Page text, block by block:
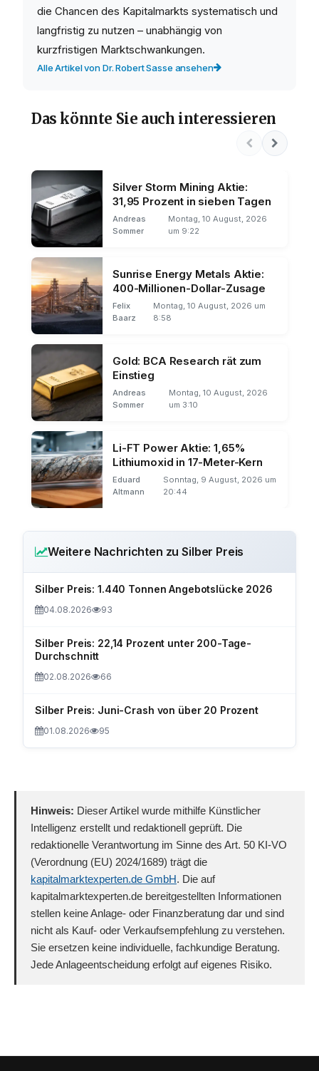
die Chancen des Kapitalmarkts systematisch und
langfristig zu nutzen – unabhängig von
kurzfristigen Marktschwankungen.
Alle Artikel von Dr. Robert Sasse ansehen
Das könnte Sie auch interessieren
Silver Storm Mining Aktie:
31,95 Prozent in sieben Tagen
Andreas
Sommer
Montag, 10 August, 2026
um 9:22
Sunrise Energy Metals Aktie:
400-Millionen-Dollar-Zusage
Felix
Baarz
Montag, 10 August, 2026 um
8:58
Gold: BCA Research rät zum
Einstieg
Andreas
Sommer
Montag, 10 August, 2026
um 3:10
Li-FT Power Aktie: 1,65%
Lithiumoxid in 17-Meter-Kern
Eduard
Altmann
Sonntag, 9 August, 2026 um
20:44
Weitere Nachrichten zu Silber Preis
Silber Preis: 1.440 Tonnen Angebotslücke 2026
04.08.2026 93
Silber Preis: 22,14 Prozent unter 200-Tage-
Durchschnitt
02.08.2026 66
Silber Preis: Juni-Crash von über 20 Prozent
01.08.2026 95
Hinweis: Dieser Artikel wurde mithilfe Künstlicher
Intelligenz erstellt und redaktionell geprüft. Die
redaktionelle Verantwortung im Sinne des Art. 50 KI-VO
(Verordnung (EU) 2024/1689) trägt die
kapitalmarktexperten.de GmbH. Die auf
kapitalmarktexperten.de bereitgestellten Informationen
stellen keine Anlage- oder Finanzberatung dar und sind
nicht als Kauf- oder Verkaufsempfehlung zu verstehen.
Sie ersetzen keine individuelle, fachkundige Beratung.
Jede Anlageentscheidung erfolgt auf eigenes Risiko.